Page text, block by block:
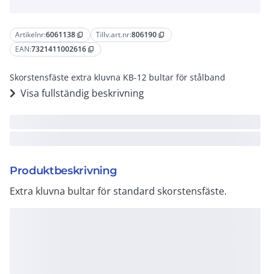
Artikelnr:6061138 content_copy Tillv.art.nr:806190 content_copy
EAN:7321411002616 content_copy
Skorstensfäste extra kluvna KB-12 bultar för stålband
Visa fullständig beskrivning
Produktbeskrivning
Extra kluvna bultar för standard skorstensfäste.